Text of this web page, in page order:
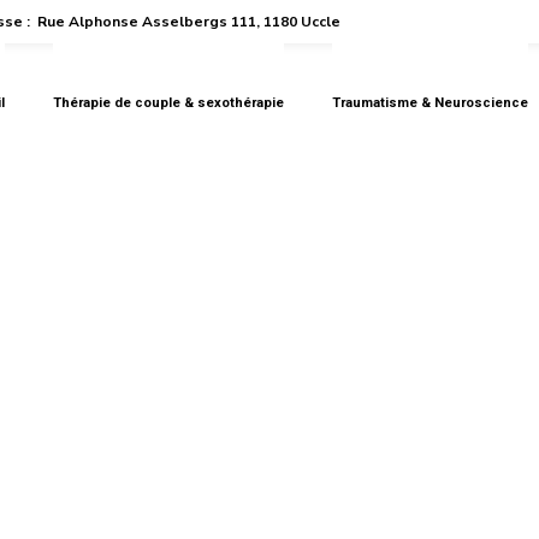
: Rue Alphonse Asselbergs 111, 1180 Uccle
Thérapie de couple & sexothérapie Traumatisme & Neuroscience